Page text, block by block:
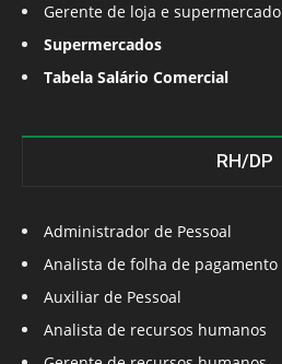
Gerente de loja e supermercado
Supermercados
Tabela Salário Comercial
RH/DP
Administrador de Pessoal
Analista de folha de pagamento
Auxiliar de Pessoal
Analista de recursos humanos